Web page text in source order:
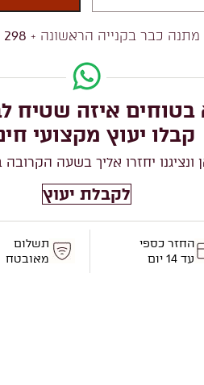
כבר בקנייה הראשונה + 298
בטוחים איזה שטיח
קבלו יעוץ מקצועי
ונציגנו יחזרו אליך בשעה הקרובה
לקבלת יעוץ
החזר כספי
עד 14 יום
תשלום
מאובטח